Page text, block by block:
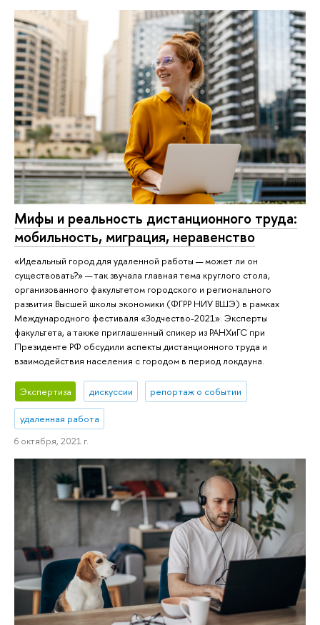
Мифы и реальность дистанционного труда:
мобильность, миграция, неравенство
«Идеальный город для удаленной работы — может ли он
существовать?» — так звучала главная тема круглого стола,
организованного факультетом городского и регионального
развития Высшей школы экономики (ФГРР НИУ ВШЭ) в рамках
Международного фестиваля «Зодчество-2021». Эксперты
факультета, а также приглашенный спикер из РАНХиГС при
Президенте РФ обсудили аспекты дистанционного труда и
взаимодействия населения с городом в период локдауна.
Экспертиза дискуссии репортаж о событии
удаленная работа
6 октября, 2021 г.